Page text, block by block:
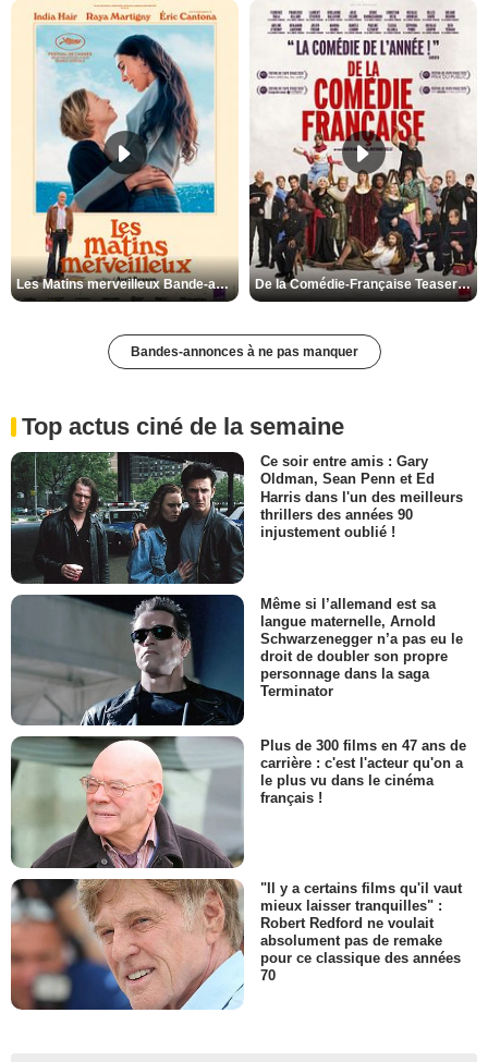
Les Matins merveilleux Bande-annonce VF De la Comédie-Française Teaser VF
Bandes-annonces à ne pas manquer
Top actus ciné de la semaine
Ce soir entre amis : Gary
Oldman, Sean Penn et Ed
Harris dans l'un des meilleurs
thrillers des années 90
injustement oublié !
Même si l’allemand est sa
langue maternelle, Arnold
Schwarzenegger n’a pas eu le
droit de doubler son propre
personnage dans la saga
Terminator
Plus de 300 films en 47 ans de
carrière : c'est l'acteur qu'on a
le plus vu dans le cinéma
français !
"Il y a certains films qu'il vaut
mieux laisser tranquilles" :
Robert Redford ne voulait
absolument pas de remake
pour ce classique des années
70